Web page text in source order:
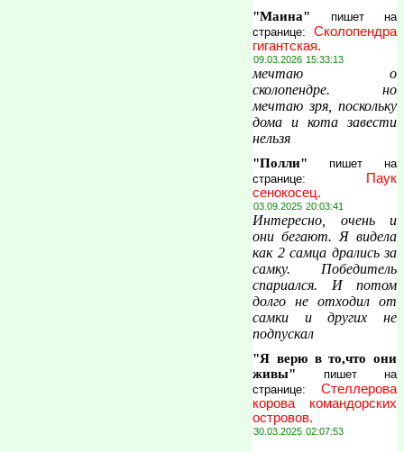
"Маина" пишет на
странице: Сколопендра
гигантская.
09.03.2026 15:33:13
мечтаю о
сколопендре. но
мечтаю зря, поскольку
дома и кота завести
нельзя
"Полли" пишет на
странице:
Паук
сенокосец.
03.09.2025 20:03:41
Интересно, очень и
они бегают. Я видела
как 2 самца дрались за
самку. Победитель
спариался. И потом
долго не отходил от
самки и других не
подпускал
"Я верю в то,что они
живы" пишет на
странице: Стеллерова
корова командорских
островов.
30.03.2025 02:07:53